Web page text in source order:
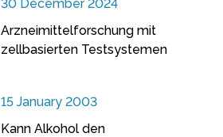
30 December 2024
Arzneimittelforschung mit
zellbasierten Testsystemen
15 January 2003
Kann Alkohol den